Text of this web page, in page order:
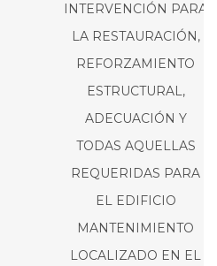
INTERVENCIÓN PARA
LA RESTAURACIÓN,
REFORZAMIENTO
ESTRUCTURAL,
ADECUACIÓN Y
TODAS AQUELLAS
REQUERIDAS PARA
EL EDIFICIO
MANTENIMIENTO
LOCALIZADO EN EL